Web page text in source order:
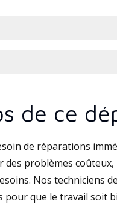
de ce
de réparations
des problèmes coûteux,
Nos techniciens
pour que le travail soit